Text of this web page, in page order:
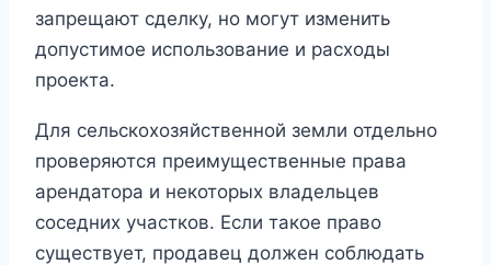
запрещают сделку, но могут изменить
допустимое использование и расходы
проекта.
Для сельскохозяйственной земли отдельно
проверяются преимущественные права
арендатора и некоторых владельцев
соседних участков. Если такое право
существует, продавец должен соблюдать